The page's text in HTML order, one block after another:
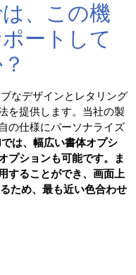
、この機
ートして
なデザインとレタリング
を提供します。当社の製
の仕様にパーソナライズ
は、幅広い書体オプシ
プションも可能です。ま
することができ、画面上
ため、最も近い色合わせ